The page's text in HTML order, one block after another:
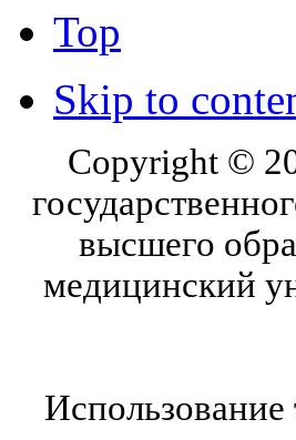
Top
Skip to
Copyright ©
высшего
медицинский
Использование